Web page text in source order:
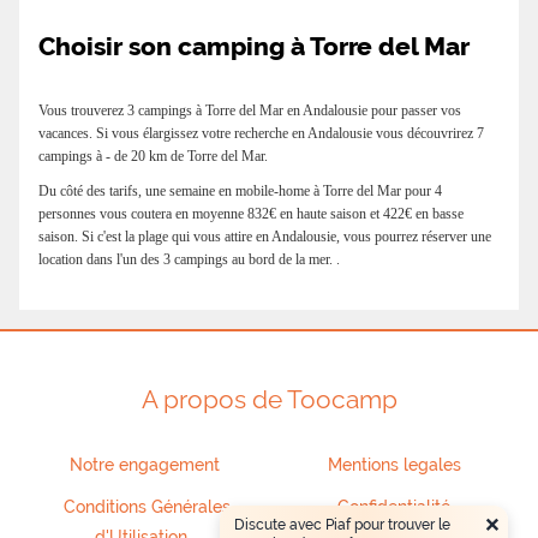
chambres, d’une salle de bain, d’un salon avec
télévision et d’une cuisine entièrement équipée.
pourront s’installer confortablement sur la
terrasse de leur bungalow et ainsi passer des
moments très privilégiés tout en profitant d’une
vue imprenable. Vacances actives en Andalousie
Ce séjour au sein du Camping La Viñuela sera
l’occasion idéale pour découvrir une partie de
l’Andalousie. Il sera notamment possible de visiter
Nerja et ses merveilleuses grottes, les parcs
naturels de la Sierra Tejeda et Almijar ou encore
Viñuela auront la possibilité de découvrir.
Choisir son camping à Torre del Mar
Vous trouverez 3 campings à Torre del Mar en Andalousie pour passer vos
vacances. Si vous élargissez votre recherche en Andalousie vous découvrirez 7
campings à - de 20 km de Torre del Mar.
Du côté des tarifs, une semaine en mobile-home à Torre del Mar pour 4
personnes vous coutera en moyenne 832€ en haute saison et 422€ en basse
saison. Si c'est la plage qui vous attire en Andalousie, vous pourrez réserver une
location dans l'un des 3 campings au bord de la mer. .
A propos de Toocamp
Notre engagement Mentions legales
Conditions Générales
Confidentialité ×
Discute avec Piaf pour trouver le